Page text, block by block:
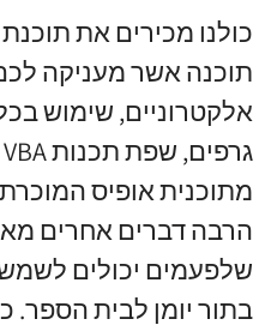
תוכנה אשר מעניקה לכם
אלקטרוניים, שימוש
מתוכנית אופיס
הרבה דברים אחרים
שלפעמים יכולים
בתור יומן לבית הספר.